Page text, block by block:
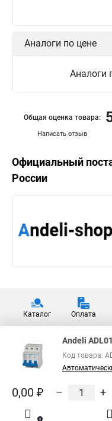
Аналоги по цене
Аналоги
Написать отзыв
Общая оценка товара:
Официальный
России
Каталог Оплата
Andeli
Код товара:
0,00 ₽ – +
0